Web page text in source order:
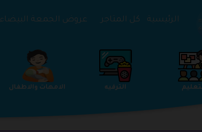
الرئيسية كل المتاجر عروض الجمعة البيضاء 2025 🔥
الترفيه التعليم